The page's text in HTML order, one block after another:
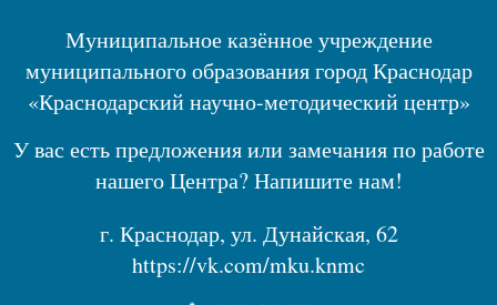
Муниципальное казённое учреждение
муниципального образования город Краснодар
«Краснодарский научно-методический центр»
У вас есть предложения или замечания по работе
нашего Центра? Напишите нам!
г. Краснодар, ул. Дунайская, 62
https://vk.com/mku.knmc